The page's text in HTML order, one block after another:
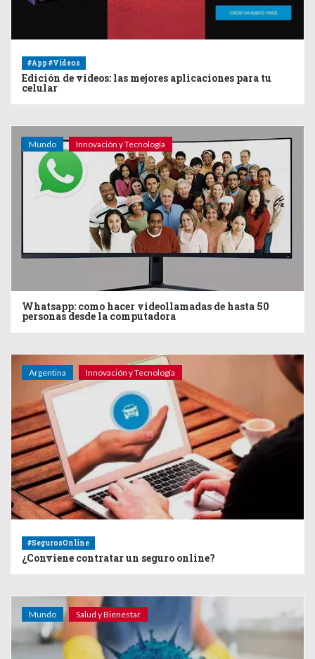
#App #Videos
Edición de videos: las mejores aplicaciones para tu
celular
Mundo Innovación y Tecnología
Whatsapp: como hacer videollamadas de hasta 50
personas desde la computadora
Argentina Innovación y Tecnología
#SegurosOnline
¿Conviene contratar un seguro online?
Mundo Salud y Bienestar